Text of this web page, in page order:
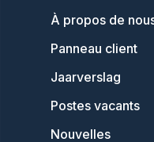
À propos de
Panneau client
Jaarverslag
Postes vacants
Nouvelles